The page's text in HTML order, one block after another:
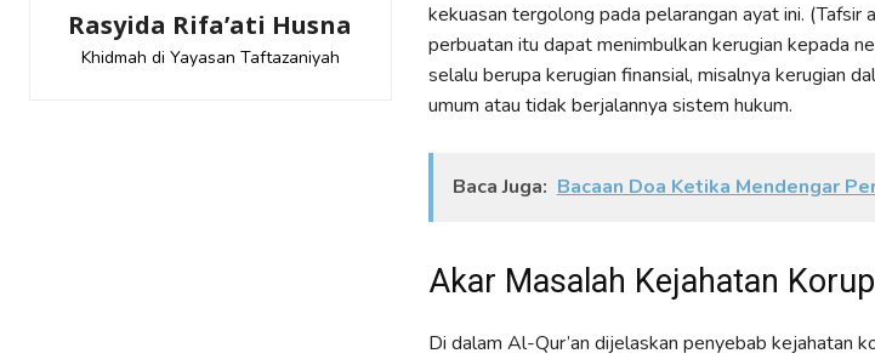
Rasyida Rifa’ati Husna
Khidmah di Yayasan Taftazaniyah
kekuasan tergolong pada pelarangan ayat ini. (Tafsir
perbuatan itu dapat menimbulkan kerugian kepada
selalu berupa kerugian finansial, misalnya kerugian
umum atau tidak berjalannya sistem hukum.
Baca Juga: Bacaan Doa Ketika Mendengar
Akar Masalah Kejahatan
Di dalam Al-Qur’an dijelaskan penyebab kejahatan